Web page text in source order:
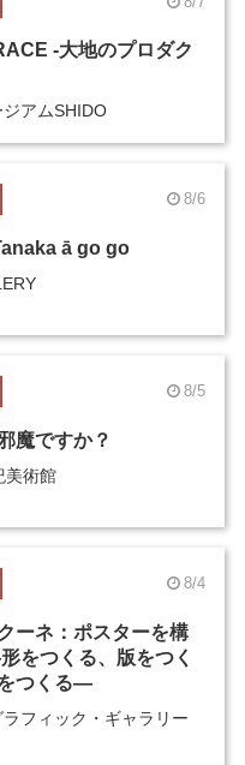
-大地のプロダク
アムSHIDO
8/6
ā go go
8/5
魔ですか？
美術館
8/4
ーネ：ポスターを構
をつくる、版をつく
つくる―
フィック・ギャラリー